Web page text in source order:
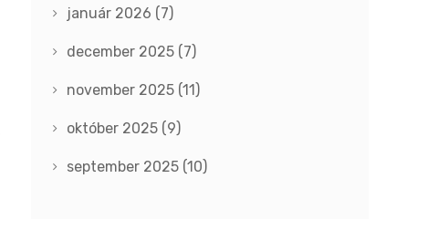
január 2026 (7)
december 2025 (7)
november 2025 (11)
október 2025 (9)
september 2025 (10)